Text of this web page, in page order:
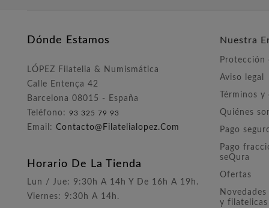
Dónde Estamos
LÓPEZ Filatelia & Numismática
Calle Entença 42
Barcelona 08015 - España
Teléfono: 93 325 79 93
Email: Contacto@filatelialopez.com
Horario De La Tienda
Lun / Jue: 9:30h A 14h Y De 16h A 19h.
Viernes: 9:30h A 14h.
Nuestra
Protección
Aviso legal
Términos
Quiénes
Pago
Pago
seQura
Ofertas
y filatelicas